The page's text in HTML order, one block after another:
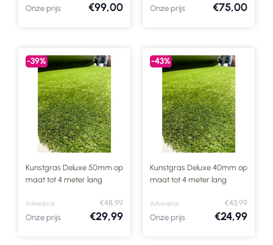
Onze prijs
€99,00
Onze prijs
€75,00
-39%
Kunstgras Deluxe 50mm op
maat tot 4 meter lang
Adviesprijs
€48,99
Onze prijs
€29,99
-43%
Kunstgras Deluxe 40mm op
maat tot 4 meter lang
Adviesprijs
€43,99
Onze prijs
€24,99